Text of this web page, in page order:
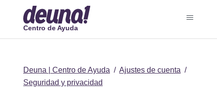
Centro de Ayuda
Deuna | Centro de Ayuda
Ajustes de cuenta
Seguridad y privacidad